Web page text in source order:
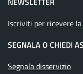
Iscriviti per ricevere
SEGNALA O CHIEDI
Segnala disservizio